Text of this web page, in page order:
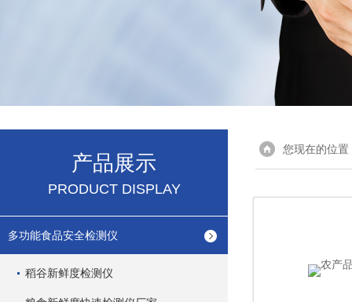
产品展示
PRODUCT DISPLAY
多功能食品安全检测仪
稻谷新鲜度检测仪
您现在的位置